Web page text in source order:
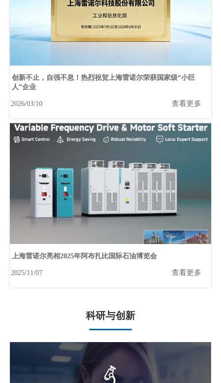
创新不止，自强不息！热烈祝贺上海雷诺尔荣获国家级“小巨
人”企业
2026/03/10 查看更多
上海雷诺尔亮相2025年阿布扎比国际石油博览会
2025/11/07 查看更多
科研与创新